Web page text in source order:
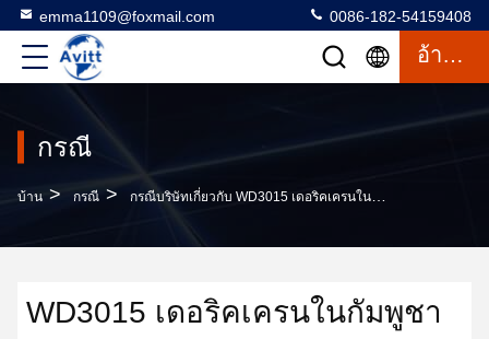
emma1109@foxmail.com 0086-182-54159408
อ้างอิง
กรณี
บ้าน > กรณี > กรณีบริษัทเกี่ยวกับ WD3015 เดอริคเครนในกัมพูชา
WD3015 เดอริคเครนในกัมพูชา